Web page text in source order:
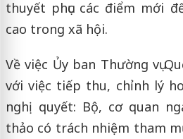
thuyết phục các điểm mới
cao trong xã hội.
Về việc Ủy ban Thường vụ
với việc tiếp thu, chỉnh lý
nghị quyết: Bộ, cơ quan
thảo có trách nhiệm tham